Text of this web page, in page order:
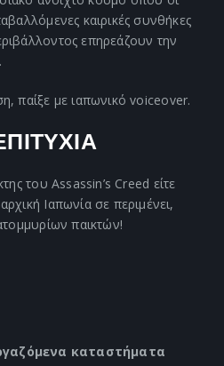
καιρικές συνθήκες
επηρεάζουν την
παίξε με ιαπωνικό voiceover.
του Assassin’s Creed είτε
Ιαπωνία σε περιμένει,
παικτών!
καταστήματα